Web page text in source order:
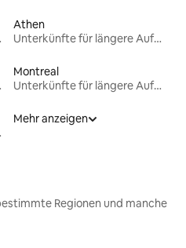
Athen
Unterkünfte für längere Aufenthalte
Montreal
Unterkünfte für längere Aufenthalte
Mehr anzeigen
Regionen und manche